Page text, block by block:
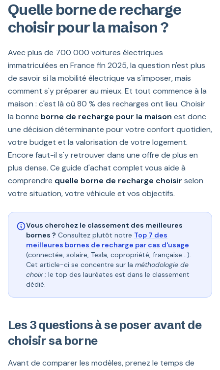
Quelle borne de recharge
choisir pour la maison ?
Avec plus de 700 000 voitures électriques
immatriculées en France fin 2025, la question n'est plus
de savoir si la mobilité électrique va s'imposer, mais
comment s'y préparer au mieux. Et tout commence à la
maison : c'est là où 80 % des recharges ont lieu. Choisir
la bonne borne de recharge pour la maison est donc
une décision déterminante pour votre confort quotidien,
votre budget et la valorisation de votre logement.
Encore faut-il s'y retrouver dans une offre de plus en
plus dense. Ce guide d'achat complet vous aide à
comprendre quelle borne de recharge choisir selon
votre situation, votre véhicule et vos objectifs.
Vous cherchez le classement des meilleures
bornes ? Consultez plutôt notre Top 7 des
meilleures bornes de recharge par cas d'usage
(connectée, solaire, Tesla, copropriété, française…).
Cet article-ci se concentre sur la méthodologie de
choix ; le top des lauréates est dans le classement
dédié.
Les 3 questions à se poser avant de
choisir sa borne
Avant de comparer les modèles, prenez le temps de